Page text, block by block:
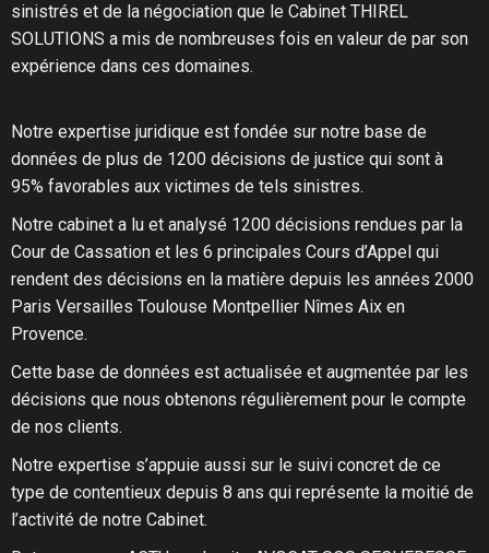
sinistrés et de la négociation que le Cabinet THIREL
SOLUTIONS a mis de nombreuses fois en valeur de par son
expérience dans ces domaines.
Notre expertise juridique est fondée sur notre base de
données de plus de 1200 décisions de justice qui sont à
95% favorables aux victimes de tels sinistres.
Notre cabinet a lu et analysé 1200 décisions rendues par la
Cour de Cassation et les 6 principales Cours d’Appel qui
rendent des décisions en la matière depuis les années 2000
Paris Versailles Toulouse Montpellier Nîmes Aix en
Provence.
Cette base de données est actualisée et augmentée par les
décisions que nous obtenons régulièrement pour le compte
de nos clients.
Notre expertise s’appuie aussi sur le suivi concret de ce
type de contentieux depuis 8 ans qui représente la moitié de
l’activité de notre Cabinet.